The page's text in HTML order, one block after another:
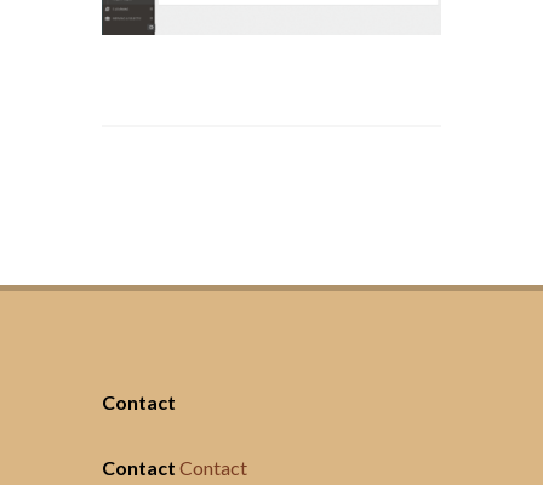
Contact
Contact Contact